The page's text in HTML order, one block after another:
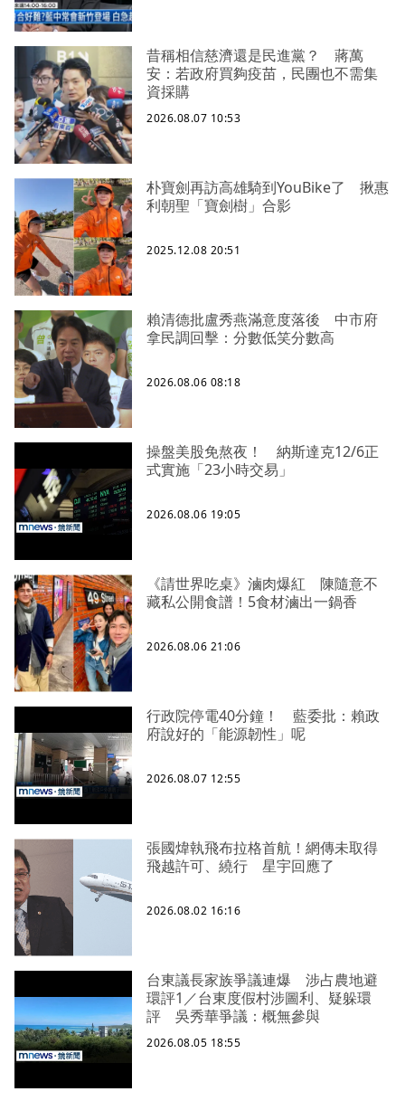
昔稱相信慈濟還是民進黨？ 蔣萬
安：若政府買夠疫苗，民團也不需集
資採購
2026.08.07 10:53
朴寶劍再訪高雄騎到YouBike了 揪惠
利朝聖「寶劍樹」合影
2025.12.08 20:51
賴清德批盧秀燕滿意度落後 中市府
拿民調回擊：分數低笑分數高
2026.08.06 08:18
操盤美股免熬夜！ 納斯達克12/6正
式實施「23小時交易」
2026.08.06 19:05
《請世界吃桌》滷肉爆紅 陳隨意不
藏私公開食譜！5食材滷出一鍋香
2026.08.06 21:06
行政院停電40分鐘！ 藍委批：賴政
府說好的「能源韌性」呢
2026.08.07 12:55
張國煒執飛布拉格首航！網傳未取得
飛越許可、繞行 星宇回應了
2026.08.02 16:16
台東議長家族爭議連爆 涉占農地避
環評1／台東度假村涉圖利、疑躲環
評 吳秀華爭議：概無參與
2026.08.05 18:55